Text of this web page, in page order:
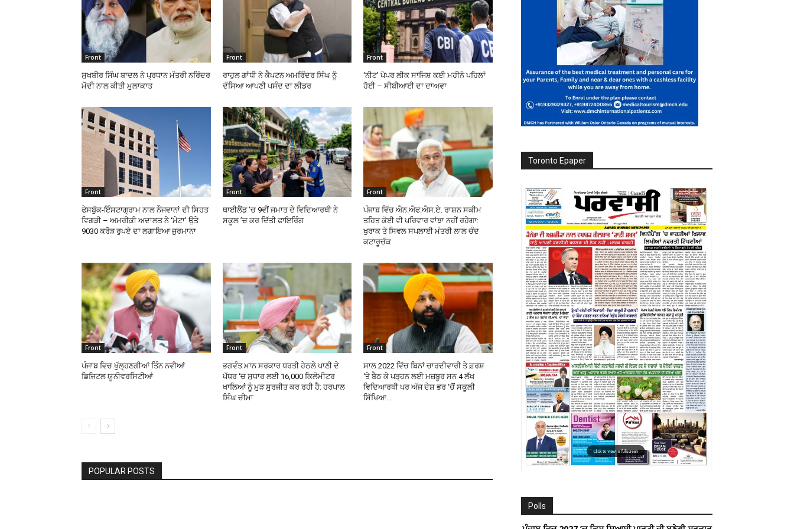
Front
ਸੁਖਬੀਰ ਸਿੰਘ ਬਾਦਲ ਨੇ ਪ੍ਰਧਾਨ ਮੰਤਰੀ ਨਰਿੰਦਰ
ਮੋਦੀ ਨਾਲ ਕੀਤੀ ਮੁਲਾਕਾਤ
Front
ਰਾਹੁਲ ਗਾਂਧੀ ਨੇ ਕੈਪਟਨ ਅਮਰਿੰਦਰ ਸਿੰਘ ਨੂੰ
ਦੱਸਿਆ ਆਪਣੀ ਪਸੰਦ ਦਾ ਲੀਡਰ
Front
‘ਨੀਟ’ ਪੇਪਰ ਲੀਕ ਸਾਜਿਸ਼ ਕਈ ਮਹੀਨੇ ਪਹਿਲਾਂ
ਹੋਈ – ਸੀਬੀਆਈ ਦਾ ਦਾਅਵਾ
Front
ਫੇਸਬੁੱਕ-ਇੰਸਟਾਗ੍ਰਾਮ ਨਾਲ ਨੌਜਵਾਨਾਂ ਦੀ ਸਿਹਤ
ਵਿਗੜੀ – ਅਮਰੀਕੀ ਅਦਾਲਤ ਨੇ ‘ਮੇਟਾ’ ਉਤੇ
9030 ਕਰੋੜ ਰੁਪਏ ਦਾ ਲਗਾਇਆ ਜੁਰਮਾਨਾ
Front
ਥਾਈਲੈਂਡ ’ਚ 9ਵੀਂ ਜਮਾਤ ਦੇ ਵਿਦਿਆਰਥੀ ਨੇ
ਸਕੂਲ ’ਚ ਕਰ ਦਿੱਤੀ ਫਾਇਰਿੰਗ
Front
ਪੰਜਾਬ ਵਿੱਚ ਐਨ.ਐਫ.ਐਸ.ਏ. ਰਾਸ਼ਨ ਸਕੀਮ
ਤਹਿਤ ਕੋਈ ਵੀ ਪਰਿਵਾਰ ਵਾਂਝਾ ਨਹੀਂ ਰਹੇਗਾ:
ਖੁਰਾਕ ਤੇ ਸਿਵਲ ਸਪਲਾਈ ਮੰਤਰੀ ਲਾਲ ਚੰਦ
ਕਟਾਰੂਚੱਕ
Front
ਪੰਜਾਬ ਵਿਚ ਖੁੱਲ੍ਹਣਗੀਆਂ ਤਿੰਨ ਨਵੀਆਂ
ਡਿਜਿਟਲ ਯੂਨੀਵਰਸਿਟੀਆਂ
Front
ਭਗਵੰਤ ਮਾਨ ਸਰਕਾਰ ਧਰਤੀ ਹੇਠਲੇ ਪਾਣੀ ਦੇ
ਪੱਧਰ ‘ਚ ਸੁਧਾਰ ਲਈ 16,000 ਕਿਲੋਮੀਟਰ
ਖਾਲਿਆਂ ਨੂੰ ਮੁੜ ਸੁਰਜੀਤ ਕਰ ਰਹੀ ਹੈ: ਹਰਪਾਲ
ਸਿੰਘ ਚੀਮਾ
Front
ਸਾਲ 2022 ਵਿੱਚ ਬਿਨਾਂ ਚਾਰਦੀਵਾਰੀ ਤੇ ਫ਼ਰਸ਼
‘ਤੇ ਬੈਠ ਕੇ ਪੜ੍ਹਨ ਲਈ ਮਜ਼ਬੂਰ ਸਨ 4 ਲੱਖ
ਵਿਦਿਆਰਥੀ ਪਰ ਅੱਜ ਦੇਸ਼ ਭਰ ‘ਚੋਂ ਸਕੂਲੀ
ਸਿੱਖਿਆ...
POPULAR POSTS
Toronto Epaper
Polls